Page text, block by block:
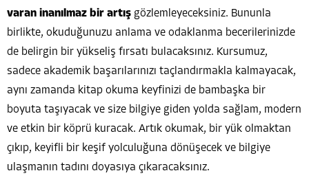
varan inanılmaz bir artış gözlemleyeceksiniz. Bununla
birlikte, okuduğunuzu anlama ve odaklanma becerilerinizde
de belirgin bir yükseliş fırsatı bulacaksınız. Kursumuz,
sadece akademik başarılarınızı taçlandırmakla kalmayacak,
aynı zamanda kitap okuma keyfinizi de bambaşka bir
boyuta taşıyacak ve size bilgiye giden yolda sağlam, modern
ve etkin bir köprü kuracak. Artık okumak, bir yük olmaktan
çıkıp, keyifli bir keşif yolculuğuna dönüşecek ve bilgiye
ulaşmanın tadını doyasıya çıkaracaksınız.